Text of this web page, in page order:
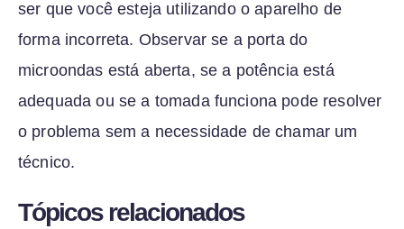
ser que você esteja utilizando o aparelho de
forma incorreta. Observar se a porta do
microondas está aberta, se a potência está
adequada ou se a tomada funciona pode resolver
o problema sem a necessidade de chamar um
técnico.
Tópicos relacionados